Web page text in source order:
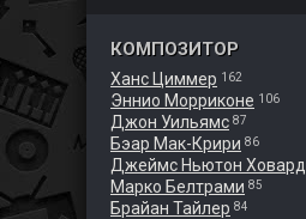
КОМПОЗИТОР
Ханс Циммер 162
Эннио Морриконе 106
Джон Уильямс 87
Бэар Мак-Крири 86
Джеймс Ньютон Ховард
Марко Белтрами 85
Брайан Тайлер 84